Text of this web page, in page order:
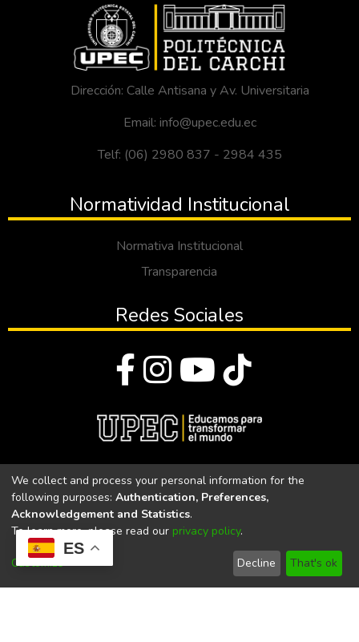
ES
Dirección: Calle Antisana y Av. Universitaria
Email: info@upec.edu.ec
Telf: (06) 2980 837 - 2984 435
Normatividad Institucional
Normativa Institucional
Transparencia
Redes Sociales
Universidad Politécnica Estatal del Carchi
Universidad Politécnica Estatal del Carchi | Acreditada por el
CACES Resolución N°. 160-SE-33-CACES-2020
We collect and process your personal information for the
following purposes: Authentication, Preferences,
Acknowledgement and Statistics.
To learn more, please read our privacy policy.
Customize Decline That's ok